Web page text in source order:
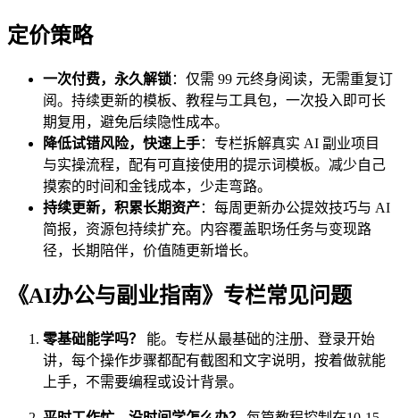
定价策略
一次付费，永久解锁 ：仅需 99 元终身阅读，无需重复订
阅。持续更新的模板、教程与工具包，一次投入即可长
期复用，避免后续隐性成本。
降低试错风险，快速上手：专栏拆解真实 AI 副业项目
与实操流程，配有可直接使用的提示词模板。减少自己
摸索的时间和金钱成本，少走弯路。
持续更新，积累长期资产：每周更新办公提效技巧与 AI
简报，资源包持续扩充。内容覆盖职场任务与变现路
径，长期陪伴，价值随更新增长。
《AI办公与副业指南》专栏常见问题
零基础能学吗？
能。专栏从最基础的注册、登录开始
讲，每个操作步骤都配有截图和文字说明，按着做就能
上手，不需要编程或设计背景。